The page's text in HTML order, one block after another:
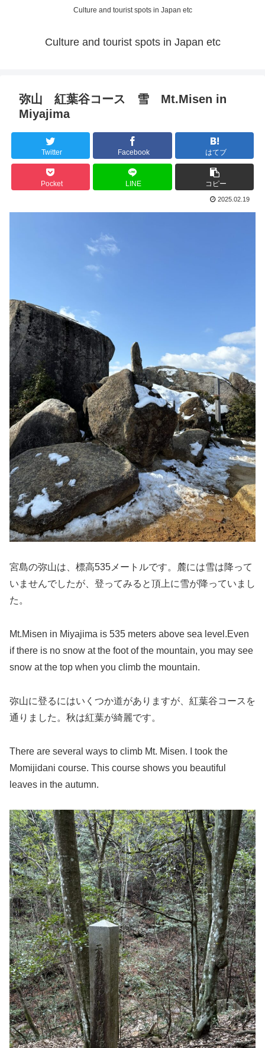
Culture and tourist spots in Japan etc
Culture and tourist spots in Japan etc
弥山 紅葉谷コース 雪 Mt.Misen in
Miyajima
Twitter Facebook はてブ
Pocket LINE コピー
2025.02.19
宮島の弥山は、標高535メートルです。麓には雪は降って
いませんでしたが、登ってみると頂上に雪が降っていまし
た。
Mt.Misen in Miyajima is 535 meters above sea level.Even
if there is no snow at the foot of the mountain, you may see
snow at the top when you climb the mountain.
弥山に登るにはいくつか道がありますが、紅葉谷コースを
通りました。秋は紅葉が綺麗です。
There are several ways to climb Mt. Misen. I took the
Momijidani course. This course shows you beautiful
leaves in the autumn.